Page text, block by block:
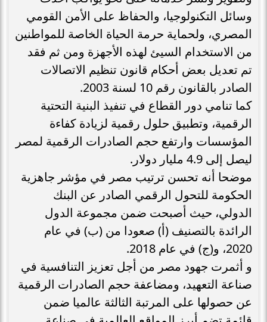
وسائل التكنولوجيا، والحفاظ على الأمن القومي
المصري، ولحماية حرمة الحياة الخاصة للمواطنين
من الاستخدام السيئ لهذه الأجهزة ومن ثم فقد
تم تعديل بعض أحكام قانون تنظيم الاتصالات
الصادر بالقانون رقم 10 لسنة 2003.
كما تنامي دور القطاع في تنفيذ البنية التحتية
الرقمية، وتطبيق حلول رقمية لزيادة كفاءة
المؤسسات وارتفع حجم الصادرات الرقمية لمصر
ليصل إلى 4.9 مليار دولار.
موضحا أنه تحسن ترتيب مصر في مؤشر جاهزية
الحكومة للتحول الرقمي الصادر عن البنك
الدولي، حيث أصبحت ضمن مجموعة الدول
الرائدة بالتصنيف (أ) صعودا من (ب) في عام
2020، و(ج) في عام 2018.
و أثمرت جهود مصر من أجل تعزيز التنافسية في
صناعة التعهيد، ومضاعفة حجم الصادرات الرقمية
عن حصولها على المرتبة الثالثة عالميا ضمن